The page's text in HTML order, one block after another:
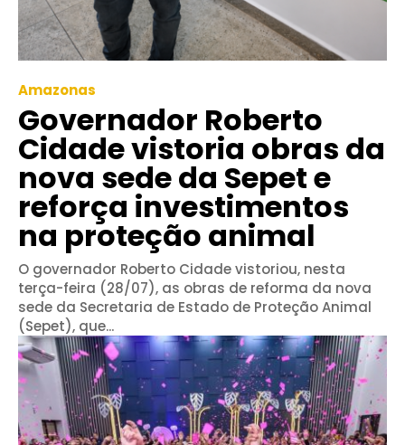
Amazonas
Governador Roberto
Cidade vistoria obras da
nova sede da Sepet e
reforça investimentos
na proteção animal
O governador Roberto Cidade vistoriou, nesta
terça-feira (28/07), as obras de reforma da nova
sede da Secretaria de Estado de Proteção Animal
(Sepet), que...